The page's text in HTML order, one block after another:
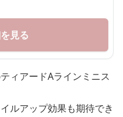
見る
ィアードAラインミニス
ルアップ効果も期待でき